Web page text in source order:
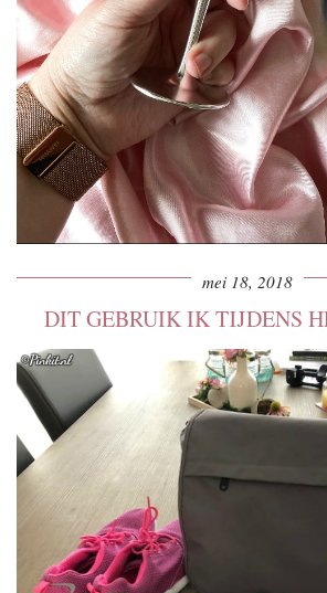
mei 18, 2018
DIT GEBRUIK IK TIJDENS